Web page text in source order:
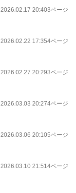
2026.02.17 20:403ページ
2026.02.22 17:354ページ
2026.02.27 20:293ページ
2026.03.03 20:274ページ
2026.03.06 20:105ページ
2026.03.10 21:514ページ